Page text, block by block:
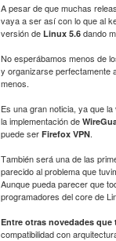
A pesar de que muchas
vaya a ser así con lo que al
versión de Linux 5.6 dando
No esperábamos menos de
y organizarse perfectamente
menos.
Es una gran noticia, ya que
la implementación de
puede ser Firefox VPN.
También será una de las
parecido al problema que
Aunque pueda parecer que
programadores del core de
Entre otras novedades
compatibilidad con